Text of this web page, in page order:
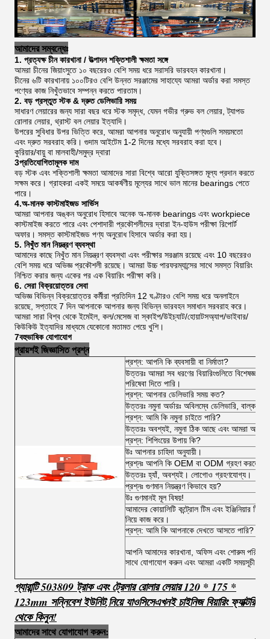
আমাদের সম্বন্ধেঃ
1. প্রত্যক্ষ চীন কারখানা / উত্পাদন শক্তিশালী ক্ষমতা সঙ্গে
আমরা চীনের জিয়াংসুতে ১০ বছরেরও বেশি সময় ধরে সরাসরি ভারবহন কারখানা।
চীনের ৬টি কারখানায় ১০০টিরও বেশি উন্নত সরঞ্জামের সাহায্যে আমরা অর্ডার করা সমস্ত
পণ্যের কাজ নিখুঁতভাবে সম্পন্ন করতে পারতাম।
2. বড় প্রস্তুত স্টক & দ্রুত ডেলিভারি সময়
সাধারণ লেয়ারের জন্য সারা বছর ধরে স্টক সমৃদ্ধ, যেমন গভীর গ্রুভ বল লেয়ার, ট্যাপড
রোলার লেয়ার, থ্রাস্ট বল লেয়ার ইত্যাদি।
উপরের সুবিধার উপর ভিত্তি করে, আমরা আপনার অনুরোধ অনুযায়ী পণ্যগুলি সময়মতো
এবং দ্রুত সরবরাহ করি। গুদাম আইটেম 1-2 দিনের মধ্যে সরবরাহ করা হবে।
কুরিয়ার/বায়ু বা মালবাহী/সমুদ্র দ্বারা
3প্রতিযোগিতামূলক দাম
বড় স্টক এবং শক্তিশালী ক্ষমতা আমাদের সারা বিশ্বে আরো যুক্তিসঙ্গত মূল্য প্রদান করতে
সক্ষম করে। গ্রাহকরা একই সময়ে আকর্ষণীয় মূল্যের সাথে ভাল মানের bearings পেতে
পারে।
4.অ-মানক কাস্টমাইজড সার্ভিস
আমরা আপনার অঙ্কন অনুরোধ হিসাবে অনেক অ-মানক bearings এবং workpiece
কাস্টমাইজ করতে পারে এবং পেশাদারী প্রকৌশলীদের দ্বারা ইন-হাউস পরীক্ষা রিপোর্ট
অফার। সমস্ত কাস্টমাইজড পণ্য অনুরোধ হিসাবে অর্ডার করা হয়।
5. নিখুঁত মান নিয়ন্ত্রণ ব্যবস্থা
আমাদের কাছে নিখুঁত মান নিয়ন্ত্রণ ব্যবস্থা এবং পরীক্ষার সরঞ্জাম রয়েছে এবং 10 বছরেরও
বেশি সময় ধরে অভিজ্ঞ প্রকৌশলী রয়েছে। আমরা উচ্চ পারফরম্যান্সের সাথে সমস্ত বিয়ারিং
নিশ্চিত করার জন্য একের পর এক বিয়ারিং পরীক্ষা করি।
6. সেরা বিক্রয়োত্তর সেবা
অভিজ্ঞ বিভিন্ন বিক্রয়োত্তর কর্মীরা প্রতিদিন 12 ঘণ্টারও বেশি সময় ধরে অনলাইনে
রয়েছে, সপ্তাহে 7 দিন আপনাকে আপনার জন্য বিভিন্ন ভারবহন সমাধান সরবরাহ করে।
আমরা সারা বিশ্ব থেকে ইমেইল, কল/মেসেজ বা স্কাইপ/উইচ্যাট/হোয়াটসঅ্যাপ/ভাইবার/
কিউকিউ ইত্যাদির মাধ্যমে যেকোনো মতামত পেয়ে খুশি।
7বহুভাষিক যোগাযোগ
প্রায়শই জিজ্ঞাসিত প্রশ্ন
প্রশ্ন: আপনি কি ব্যবসায়ী বা নির্মাতা?
উত্তরঃ আমরা সব ধরণের বিয়ারিংগুলিতে বিশেষজ্ঞ
পরিষেবা দিতে পারি।
প্রশ্ন: আপনার ডেলিভারি সময় কত?
উত্তরঃ নমুনা অর্ডারঃ অবিলম্বে ডেলিভারি, বাল্ক
প্রশ্ন: আমি কি নমুনা চাইতে পারি?
উত্তরঃ অবশ্যই, নমুনা ঠিক আছে এবং আমরা আপনাকে
প্রশ্ন: শিপিংয়ের উপায় কি?
উঃ আপনার চাহিদা অনুযায়ী।
প্রশ্নঃ আপনি কি OEM বা ODM গ্রহণ করতে
উত্তরঃ হ্যাঁ, অবশ্যই। লোগোও গ্রহণযোগ্য।
প্রশ্নঃ গুণমান নিয়ন্ত্রণ কিভাবে হয়?
উঃ গুণমানই মূল বিষয়!
আমাদের কোয়ালিটি কন্ট্রোল টিম এবং ইঞ্জিনিয়ার টিম
নিয়ে কাজ করে।
প্রশ্ন: আমি কি আপনাকে দেখতে আসতে পারি?
আপনি আমাদের কারখানা, অফিস এবং শোরুম
সাথে যোগাযোগ করুন এবং আমরা একটি সময়সূচী
গ্যারান্টি 503809 ট্রাক এবং ট্রেলার রোলার লেয়ার 120 * 175 *
123mm সন্নিবেশ ইউনিট,নিয়ে যাওসিসেএখনই চাইনিজ বিয়ারিং ফ্যাক্টরি
থেকে কিনুন!
আমাদের সাথে যোগাযোগ করুন: